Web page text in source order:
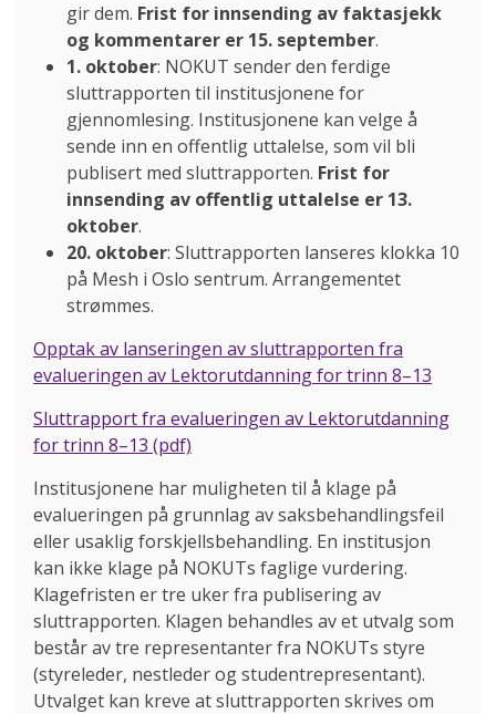
gir dem. Frist for innsending av faktasjekk
og kommentarer er 15. september.
1. oktober: NOKUT sender den ferdige
sluttrapporten til institusjonene for
gjennomlesing. Institusjonene kan velge å
sende inn en offentlig uttalelse, som vil bli
publisert med sluttrapporten. Frist for
innsending av offentlig uttalelse er 13.
oktober.
20. oktober: Sluttrapporten lanseres klokka 10
på Mesh i Oslo sentrum. Arrangementet
strømmes.
Opptak av lanseringen av sluttrapporten fra
evalueringen av Lektorutdanning for trinn 8–13
Sluttrapport fra evalueringen av Lektorutdanning
for trinn 8–13 (pdf)
Institusjonene har muligheten til å klage på
evalueringen på grunnlag av saksbehandlingsfeil
eller usaklig forskjellsbehandling. En institusjon
kan ikke klage på NOKUTs faglige vurdering.
Klagefristen er tre uker fra publisering av
sluttrapporten. Klagen behandles av et utvalg som
består av tre representanter fra NOKUTs styre
(styreleder, nestleder og studentrepresentant).
Utvalget kan kreve at sluttrapporten skrives om